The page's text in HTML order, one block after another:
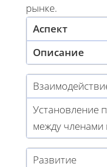
рынке.
Аспект
Описание
Установление
между членами
Развитие